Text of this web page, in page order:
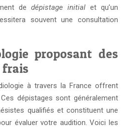
de dépistage initial et qu’un
souvent une consultation
proposant des
frais
à travers la France offrent
dépistages sont généralement
qualifiés et constituent une
évaluer votre audition. Voici les